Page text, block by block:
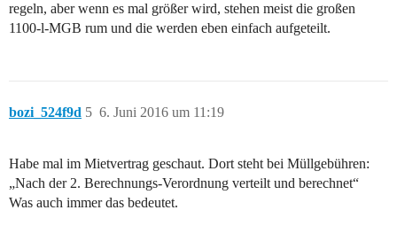
regeln, aber wenn es mal größer wird, stehen meist die großen
1100-l-MGB rum und die werden eben einfach aufgeteilt.
bozi_524f9d 6. Juni 2016 um 11:19
5
Habe mal im Mietvertrag geschaut. Dort steht bei Müllgebühren:
„Nach der 2. Berechnungs-Verordnung verteilt und berechnet“
Was auch immer das bedeutet.